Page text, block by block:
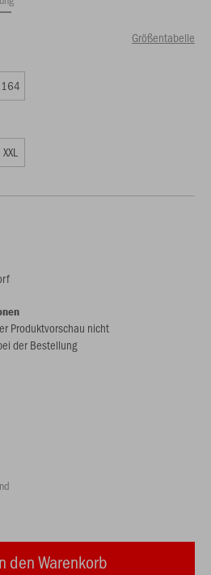
Größentabelle
164
XXL
Produktvorschau nicht
der Bestellung
den Warenkorb